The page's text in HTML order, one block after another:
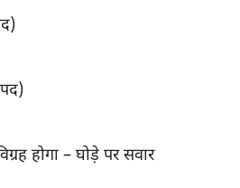
होगा – घोड़े पर सवार